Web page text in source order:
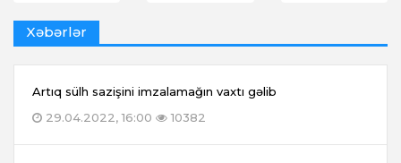
Xəbərlər
Artıq sülh sazişini imzalamağın vaxtı gəlib
29.04.2022, 16:00
10382